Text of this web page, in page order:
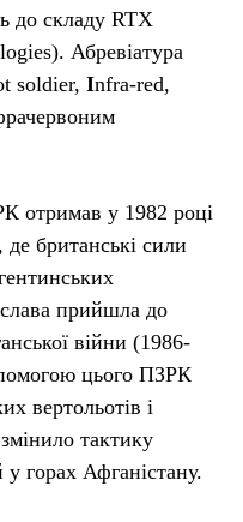
до складу RTX
Абревіатура
soldier, Infra-red,
отримав у 1982 році
британські сили
прийшла до
війни (1986-
цього ПЗРК
вертольотів і
тактику
горах Афганістану.